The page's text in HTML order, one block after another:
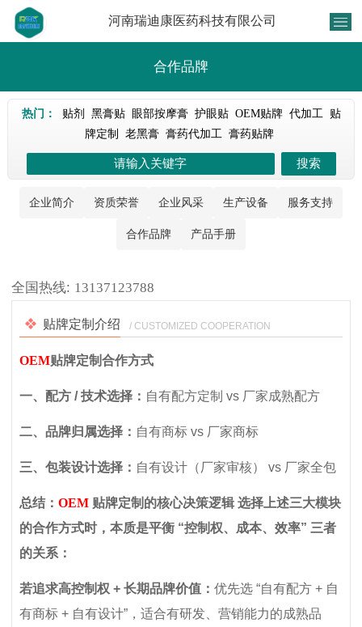
河南瑞迪康医药科技有限公司
合作品牌
热门： 贴剂 黑膏贴 眼部按摩膏 护眼贴 OEM贴牌 代加工
贴
牌定制
老黑膏 膏药代加工 膏药贴牌
企业简介 资质荣誉 企业风采 生产设备 服务支持
合作品牌 产品手册
全国热线: 13137123788
贴牌定制介绍 / CUSTOMIZED COOPERATION
OEM贴牌定制合作方式
一、配方 / 技术选择： 自有配方定制 vs 厂家成熟配方
二、品牌归属选择： 自有商标 vs 厂家商标
三、包装设计选择： 自有设计（厂家审核） vs 厂家全包
总结： OEM贴牌定制的核心决策逻辑 选择上述三大模块
的合作方式时，本质是平衡 “控制权、成本、效率” 三者
的关系：
若追求高控制权 + 长期品牌价值： 优先选 “自有配方 + 自
有商标 + 自有设计”，适合有研发、营销能力的成熟品